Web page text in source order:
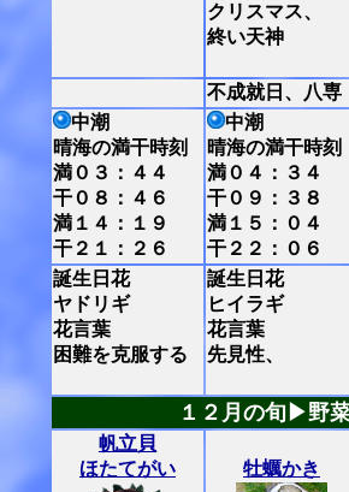
クリスマス、
終い天神
不成就日、八専
中潮
晴海の満干時刻
満０３：４４
干０８：４６
満１４：１９
干２１：２６
中潮
晴海の満干時刻
満０４：３４
干０９：３８
満１５：０４
干２２：０６
誕生日花
ヤドリギ
花言葉
困難を克服する
誕生日花
ヒイラギ
花言葉
先見性、
１２月の旬▶野
帆立貝
ほたてがい
牡蠣かき